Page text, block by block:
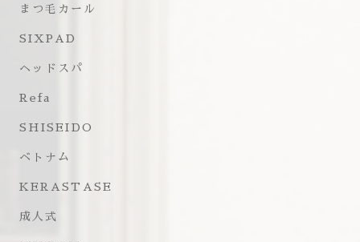
まつ毛カール
SIXPAD
ヘッドスパ
Refa
SHISEIDO
ベトナム
KERASTASE
成人式